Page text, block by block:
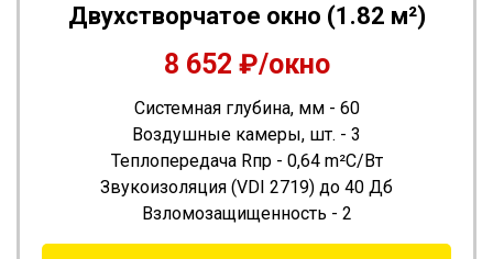
Двухстворчатое окно (1.82 м²)
8 652 ₽/окно
Системная глубина, мм - 60
Воздушные камеры, шт. - 3
Теплопередача Rпр - 0,64 m²С/Вт
Звукоизоляция (VDI 2719) до 40 Дб
Взломозащищенность - 2